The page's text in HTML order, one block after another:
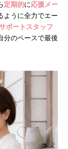
定期的に応援メー
ように全力でエー
ポートスタッフ
分のペースで最後